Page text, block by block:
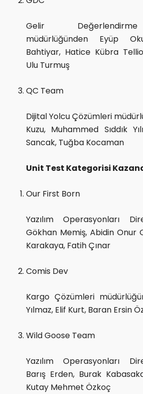
Gelir
müdürlüğünden Eyüp
Bahtiyar, Hatice Kübra
Ulu Turmuş
QC Team
Dijital Yolcu Çözümleri
Kuzu, Muhammed Sıddık
Sancak, Tuğba Kocaman
Unit Test Kategorisi
Our First Born
Yazılım Operasyonları
Gökhan Memiş, Abidin Onur
Karakaya, Fatih Çınar
Comis Dev
Kargo Çözümleri
Yılmaz, Elif Kurt, Baran Ersin
Wild Goose Team
Yazılım Operasyonları
Barış Erden, Burak
Kutay Mehmet Özkoç